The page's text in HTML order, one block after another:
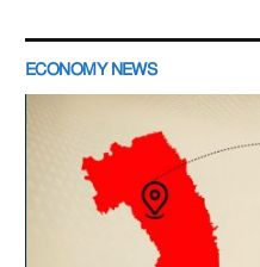
ECONOMY NEWS